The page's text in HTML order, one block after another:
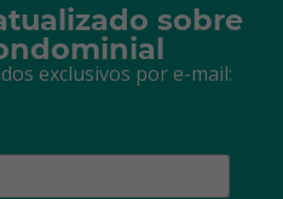
sobre
exclusivos por e-mail: